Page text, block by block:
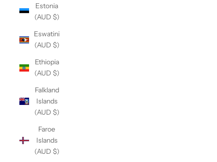
Estonia
(AUD $)
Eswatini
(AUD $)
Ethiopia
(AUD $)
Falkland
Islands
(AUD $)
Faroe
Islands
(AUD $)